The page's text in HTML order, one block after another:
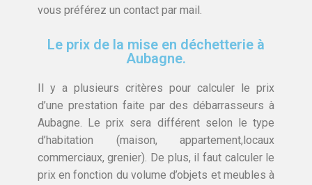
vous préférez un contact par mail.
Le prix de la mise en déchetterie à
Aubagne.
Il y a plusieurs critères pour calculer le prix
d’une prestation faite par des débarrasseurs à
Aubagne. Le prix sera différent selon le type
d’habitation (maison, appartement,locaux
commerciaux, grenier). De plus, il faut calculer le
prix en fonction du volume d’objets et meubles à